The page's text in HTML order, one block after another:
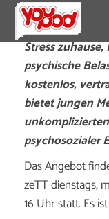
Stress
psychische
kostenlos,
bietet jungen
psychosozialer
Das Angebot
zeTT dienstags,
16 Uhr statt. Es